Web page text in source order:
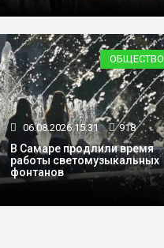
ОБЩЕСТВО
06.08.2026 15:31 918
В Самаре продлили время
работы светомузыкальных
фонтанов